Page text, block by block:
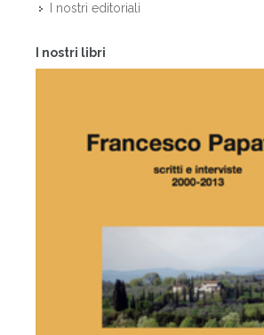
I nostri editoriali
I nostri libri